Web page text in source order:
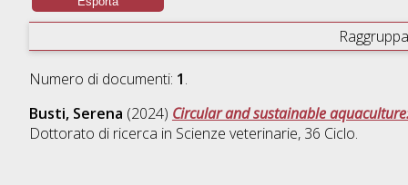
Numero di documenti: 1.
Busti, Serena (2024) Circular and sustainable
Dottorato di ricerca in Scienze veterinarie, 36 Ciclo.